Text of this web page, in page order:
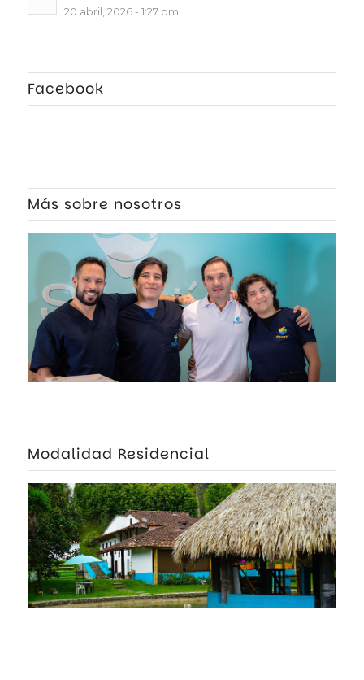
20 abril, 2026 - 1:27 pm
Facebook
Más sobre nosotros
Modalidad Residencial